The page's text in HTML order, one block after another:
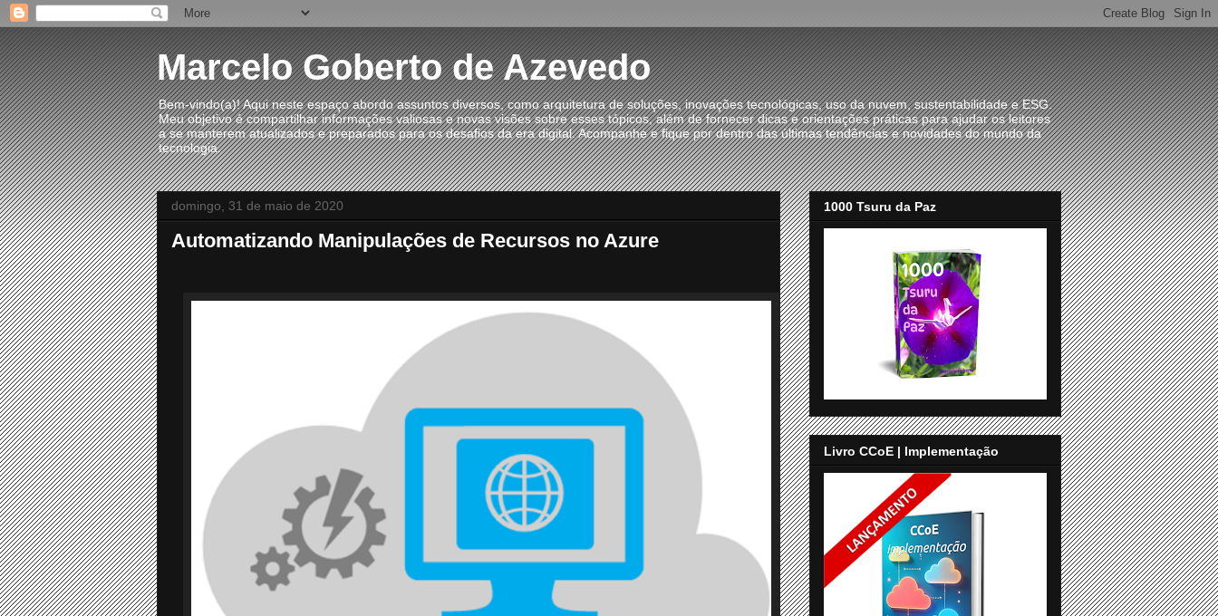
Marcelo Goberto de Azevedo
Bem-vindo(a)! Aqui neste espaço abordo assuntos diversos, como arquitetura de soluções, inovações tecnológicas, uso da nuvem, sustentabilidade e ESG.
Meu objetivo é compartilhar informações valiosas e novas visões sobre esses tópicos, além de fornecer dicas e orientações práticas para ajudar os leitores
a se manterem atualizados e preparados para os desafios da era digital. Acompanhe e fique por dentro das últimas tendências e novidades do mundo da
tecnologia.
domingo, 31 de maio de 2020
Automatizando Manipulações de Recursos no Azure
1000 Tsuru da Paz
Livro CCoE | Implementação